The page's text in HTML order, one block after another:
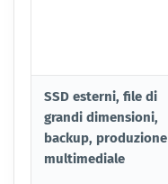
SSD esterni, file di
grandi dimensioni,
backup, produzione
multimediale